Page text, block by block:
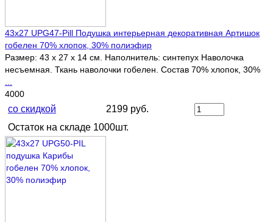
43х27 UPG47-Pill Подушка интерьерная декоративная Артишок
гобелен 70% хлопок, 30% полиэфир
Размер: 43 х 27 х 14 см. Наполнитель: синтепух Наволочка
несъемная. Ткань наволочки гобелен. Состав 70% хлопок, 30%
4000
со скидкой
2199 руб.
Остаток на складе 1000шт.